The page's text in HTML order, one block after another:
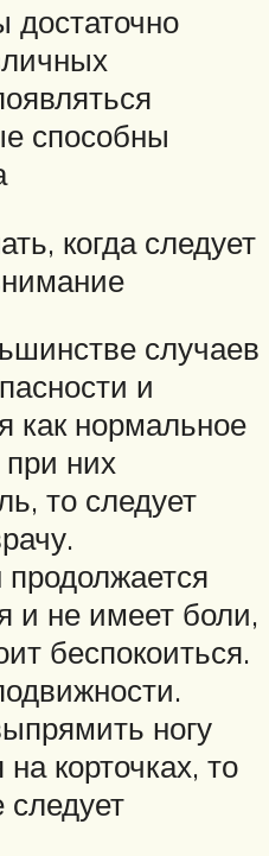
достаточно
способны
когда следует
случаев
и
как нормальное
них
то следует
и не имеет боли,
беспокоиться.
ногу
корточках, то
следует